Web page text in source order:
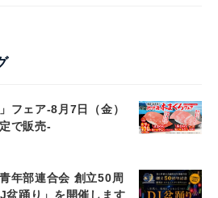
フェア-8月7日（金）
で販売-
年部連合会 創立50周
盆踊り」を開催します